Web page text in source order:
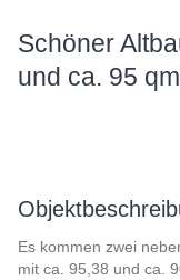
Schöner
und ca. 95 qm
Es kommen zwei
mit ca. 95,38 und ca.